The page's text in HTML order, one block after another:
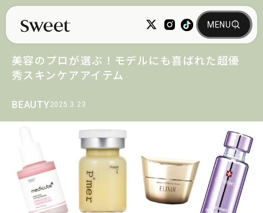
BEAUTY2025.3.23
美容のプロが選ぶ！モデルにも喜ばれた超優
秀スキンケアアイテム